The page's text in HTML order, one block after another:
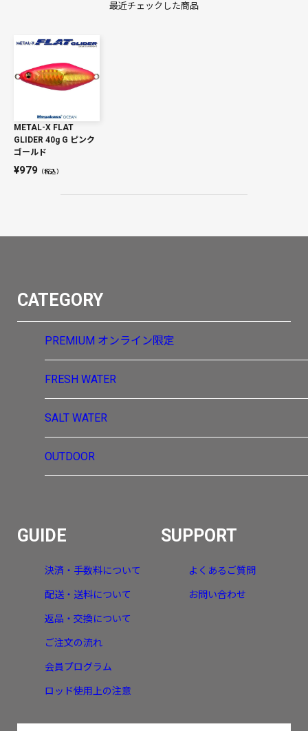
最近チェックした商品
METAL-X FLAT
GLIDER 40g G ピンク
ゴールド
979 （税込）
CATEGORY
PREMIUM オンライン限定
FRESH WATER
SALT WATER
OUTDOOR
GUIDE
決済・手数料について
配送・送料について
返品・交換について
ご注文の流れ
会員プログラム
ロッド使用上の注意
SUPPORT
よくあるご質問
お問い合わせ